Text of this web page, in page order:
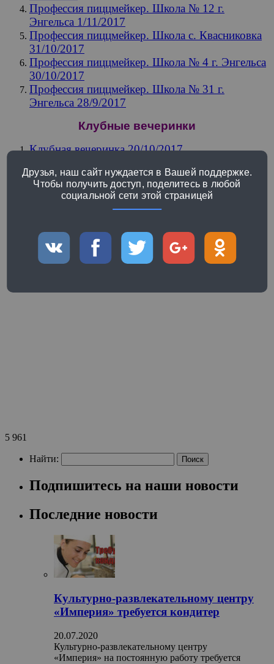
Профессия пиццмейкер. Школа № 12 г.
Энгельса 1/11/2017
Профессия пиццмейкер. Школа с. Квасниковка
31/10/2017
Профессия пиццмейкер. Школа № 4 г. Энгельса
30/10/2017
Профессия пиццмейкер. Школа № 31 г.
Энгельса 28/9/2017
Клубные вечеринки
Клубная вечеринка 20/10/2017
13/10/2017
Клубная вечеринка 06/10/2017
Открытие клубного сезона 2017 года
Друзья, наш сайт нуждается в Вашей поддержке.
Чтобы получить доступ, поделитесь в любой
социальной сети этой страницей
5 961
Найти:
Подпишитесь на наши новости
Последние новости
Культурно-развлекательному центру
«Империя» требуется кондитер
20.07.2020
Культурно-развлекательному центру
«Империя» на постоянную работу требуется